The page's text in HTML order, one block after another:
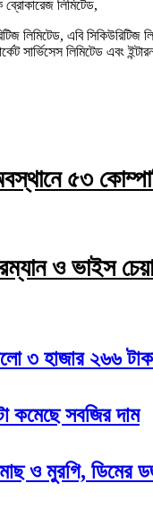
ব্রোকারেজ লিমিটেড,
লিমিটেড, এবি সিকিউরিটিজ
সার্ভিসেস লিমিটেড এবং
৫৩
ও ভাইস
৩ হাজার ২৬৬
কমেছে সবজির দাম
ও মুরগি, ডিমের